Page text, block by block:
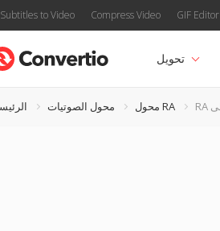
to Video Compress Video GIF Editor
تحويل
محول الصوتيات محول RA